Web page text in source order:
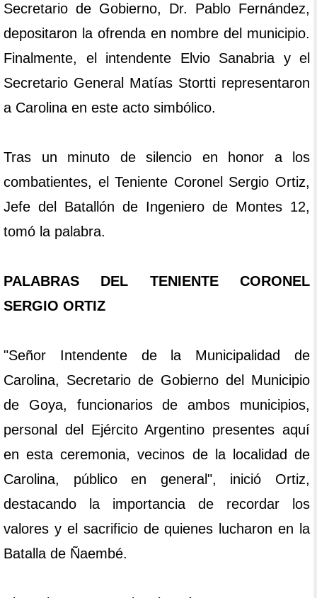
Secretario de Gobierno, Dr. Pablo Fernández,
depositaron la ofrenda en nombre del municipio.
Finalmente, el intendente Elvio Sanabria y el
Secretario General Matías Stortti representaron
a Carolina en este acto simbólico.
Tras un minuto de silencio en honor a los
combatientes, el Teniente Coronel Sergio Ortiz,
Jefe del Batallón de Ingeniero de Montes 12,
tomó la palabra.
PALABRAS DEL TENIENTE CORONEL
SERGIO ORTIZ
"Señor Intendente de la Municipalidad de
Carolina, Secretario de Gobierno del Municipio
de Goya, funcionarios de ambos municipios,
personal del Ejército Argentino presentes aquí
en esta ceremonia, vecinos de la localidad de
Carolina, público en general", inició Ortiz,
destacando la importancia de recordar los
valores y el sacrificio de quienes lucharon en la
Batalla de Ñaembé.